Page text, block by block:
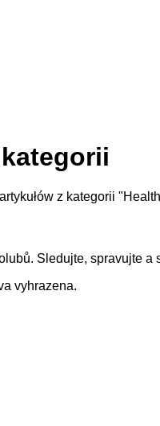
kategorii
z kategorii "Health
Sledujte, spravujte
vyhrazena.